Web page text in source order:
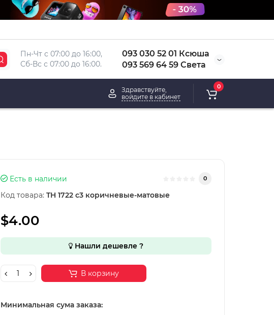
Пн-Чт с 07:00 до 16:00,
Сб-Вс с 07:00 до 16:00.
093 030 52 01 Ксюша
093 569 64 59 Света
Здравствуйте,
войдите в кабинет
0
Есть в наличии 0
Код товара: TH 1722 c3 коричневые-матовые
$4.00
Нашли дешевле ?
В корзину
Минимальная сума заказа: